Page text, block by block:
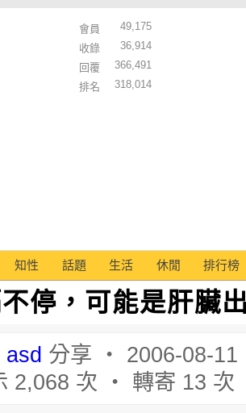
會員
49,175
收錄
36,914
回覆
366,491
排名
318,014
知性 話題 生活 休閒 排行榜
停，可能是肝臟
asd 分享 ‧ 2006-08-
2,068 次 ‧ 轉寄 13